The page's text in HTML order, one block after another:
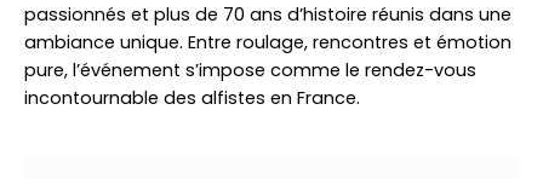
passionnés et plus de 70 ans d’histoire réunis dans une
ambiance unique. Entre roulage, rencontres et émotion
pure, l’événement s’impose comme le rendez-vous
incontournable des alfistes en France.